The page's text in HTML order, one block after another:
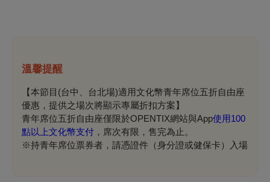
溫馨提醒
【本節目(台中、台北場)適用文化幣青年席位五折自由座
優惠，提供之場次將顯示專屬折扣方案】
青年席位五折自由座僅限於OPENTIX網站與App使用100
點以上文化幣支付 ，席次有限，售完為止。
※持青年席位票券者，請憑證件（身分證或健保卡）入場